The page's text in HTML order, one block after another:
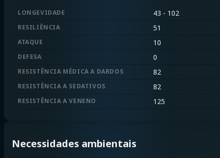
LONGEVIDADE 43 - 102
RESILIÊNCIA 51
ATAQUE 10
DEFESA 0
RESISTÊNCIA MÉDICA A DARDOS 82
RESISTÊNCIA A SEDATIVOS 82
RESISTÊNCIA A VENENO 125
Necessidades ambientais